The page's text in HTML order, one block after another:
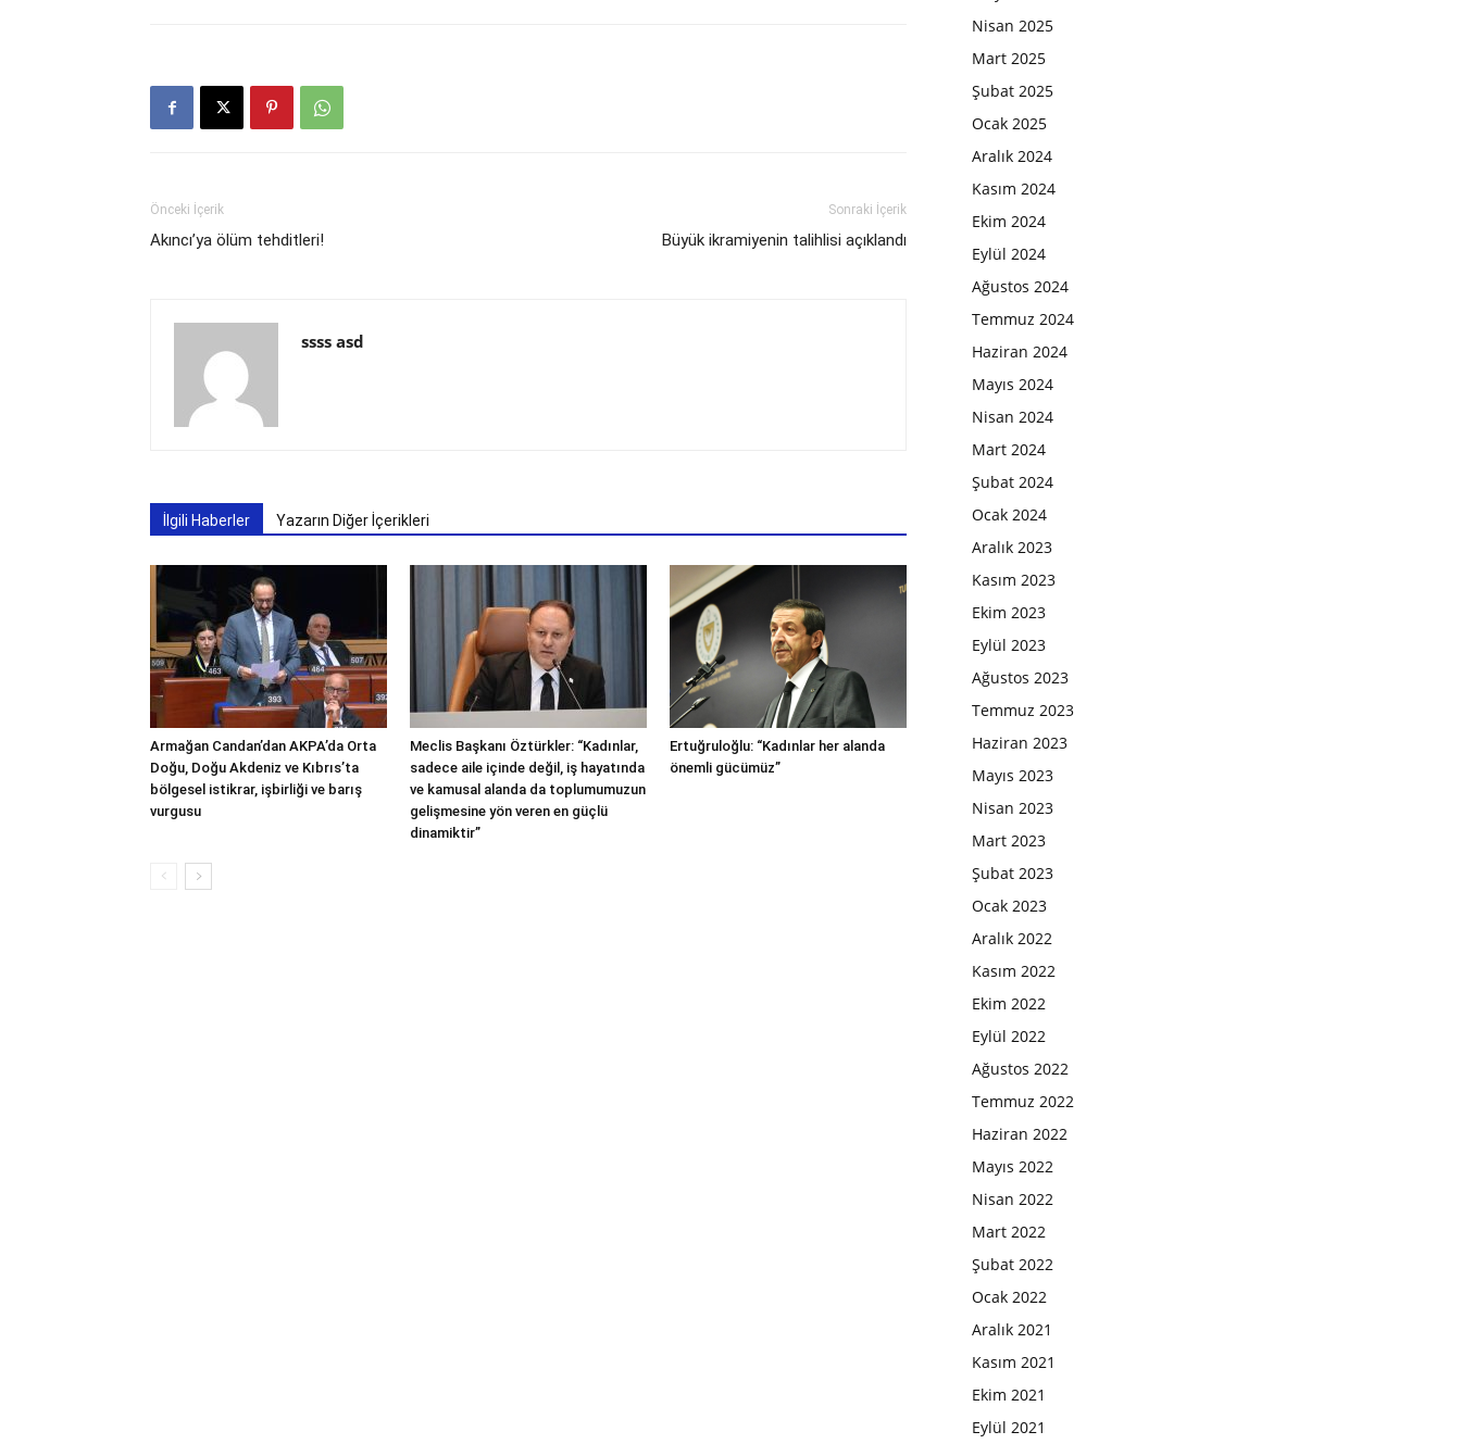
Önceki İçerik
Akıncı’ya ölüm tehditleri!
Sonraki İçerik
Büyük ikramiyenin talihlisi açıklandı
ssss asd
İlgili Haberler Yazarın Diğer İçerikleri
Armağan Candan’dan AKPA’da Orta
Doğu, Doğu Akdeniz ve Kıbrıs’ta
bölgesel istikrar, işbirliği ve barış
vurgusu
Meclis Başkanı Öztürkler: “Kadınlar,
sadece aile içinde değil, iş hayatında
ve kamusal alanda da toplumumuzun
gelişmesine yön veren en güçlü
dinamiktir”
Ertuğruloğlu: “Kadınlar her alanda
önemli gücümüz”
Nisan 2025
Mart 2025
Şubat 2025
Ocak 2025
Aralık 2024
Kasım 2024
Ekim 2024
Eylül 2024
Ağustos 2024
Temmuz 2024
Haziran 2024
Mayıs 2024
Nisan 2024
Mart 2024
Şubat 2024
Ocak 2024
Aralık 2023
Kasım 2023
Ekim 2023
Eylül 2023
Ağustos 2023
Temmuz 2023
Haziran 2023
Mayıs 2023
Nisan 2023
Mart 2023
Şubat 2023
Ocak 2023
Aralık 2022
Kasım 2022
Ekim 2022
Eylül 2022
Ağustos 2022
Temmuz 2022
Haziran 2022
Mayıs 2022
Nisan 2022
Mart 2022
Şubat 2022
Ocak 2022
Aralık 2021
Kasım 2021
Ekim 2021
Eylül 2021